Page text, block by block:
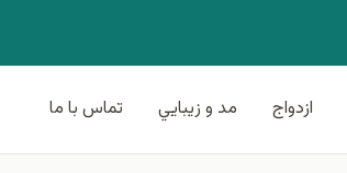
ازدواج مد و زيبايي تماس با ما